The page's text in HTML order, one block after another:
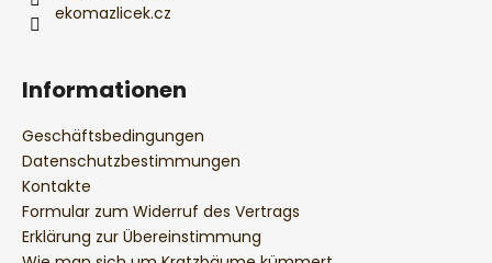
ekomazlicek.cz
Informationen
Geschäftsbedingungen
Datenschutzbestimmungen
Kontakte
Formular zum Widerruf des Vertrags
Erklärung zur Übereinstimmung